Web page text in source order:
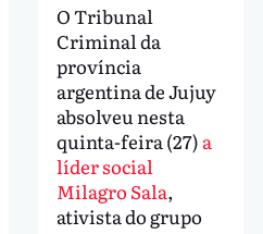
O Tribunal
Criminal da
província
argentina de Jujuy
absolveu nesta
quinta-feira (27) a
líder social
Milagro Sala,
ativista do grupo